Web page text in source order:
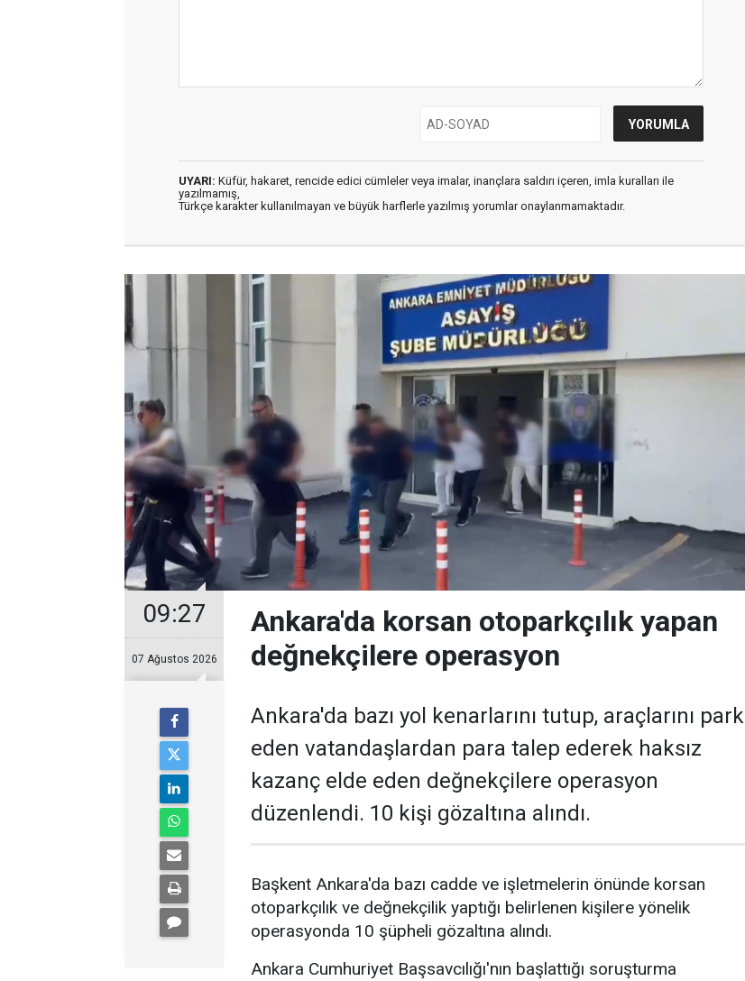
UYARI: Küfür, hakaret, rencide edici cümleler veya imalar, inançlara saldırı içeren, imla kuralları ile
yazılmamış,
Türkçe karakter kullanılmayan ve büyük harflerle yazılmış yorumlar onaylanmamaktadır.
09:27
07 Ağustos 2026
Ankara'da korsan otoparkçılık yapan
değnekçilere operasyon
Ankara'da bazı yol kenarlarını tutup, araçlarını park
eden vatandaşlardan para talep ederek haksız
kazanç elde eden değnekçilere operasyon
düzenlendi. 10 kişi gözaltına alındı.
Başkent Ankara'da bazı cadde ve işletmelerin önünde korsan
otoparkçılık ve değnekçilik yaptığı belirlenen kişilere yönelik
operasyonda 10 şüpheli gözaltına alındı.
Ankara Cumhuriyet Başsavcılığı'nın başlattığı soruşturma